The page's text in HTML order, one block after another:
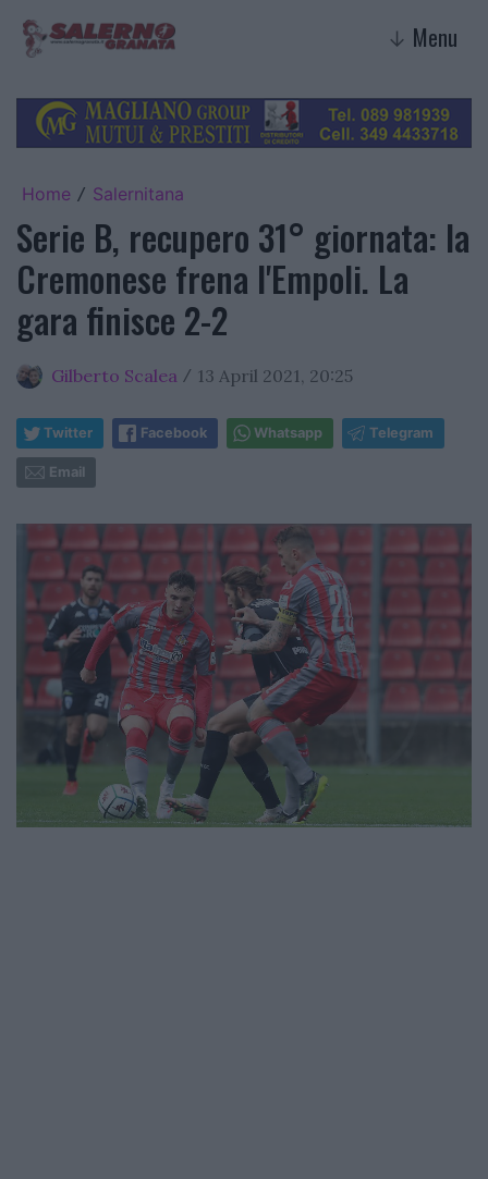
↓ Menu
Home / Salernitana
Serie B, recupero 31° giornata: la
Cremonese frena l'Empoli. La
gara finisce 2-2
Gilberto Scalea / 13 April 2021, 20:25
Twitter Facebook Whatsapp Telegram
Email